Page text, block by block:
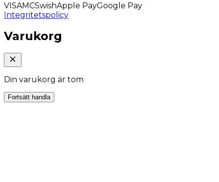
VISAMCSwishApple PayGoogle Pay
Integritetspolicy
Varukorg
Din varukorg är tom
Fortsätt handla